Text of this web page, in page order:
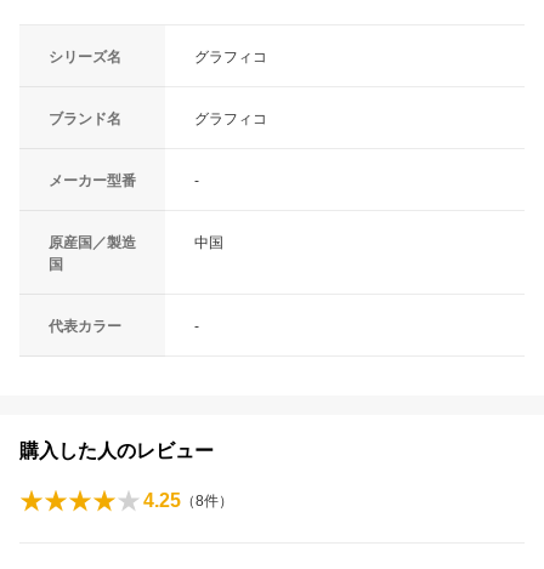
シリーズ名 グラフィコ
ブランド名 グラフィコ
メーカー型番 -
原産国／製造
国
中国
代表カラー -
購入した人のレビュー
4.25 （8件）